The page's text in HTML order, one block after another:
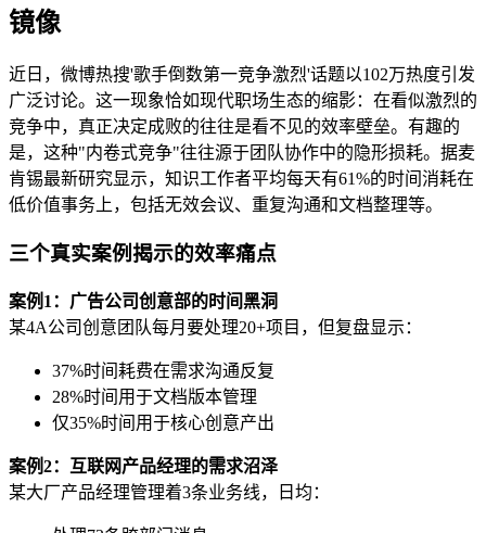
镜像
近日，微博热搜'歌手倒数第一竞争激烈'话题以102万热度引发
广泛讨论。这一现象恰如现代职场生态的缩影：在看似激烈的
竞争中，真正决定成败的往往是看不见的效率壁垒。有趣的
是，这种"内卷式竞争"往往源于团队协作中的隐形损耗。据麦
肯锡最新研究显示，知识工作者平均每天有61%的时间消耗在
低价值事务上，包括无效会议、重复沟通和文档整理等。
三个真实案例揭示的效率痛点
案例1：广告公司创意部的时间黑洞
某4A公司创意团队每月要处理20+项目，但复盘显示：
37%时间耗费在需求沟通反复
28%时间用于文档版本管理
仅35%时间用于核心创意产出
案例2：互联网产品经理的需求沼泽
某大厂产品经理管理着3条业务线，日均：